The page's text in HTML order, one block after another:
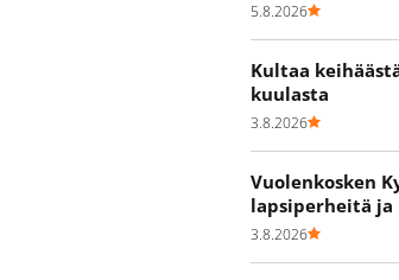
5.8.2026
Kultaa
kuulasta
3.8.2026
Vuolenkosken
lapsiperheitä ja
3.8.2026